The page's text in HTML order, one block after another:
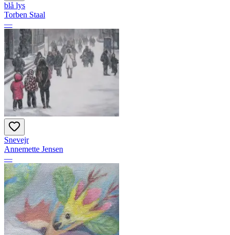
blå lys
Torben Staal
—
Snevejr
Annemette Jensen
—